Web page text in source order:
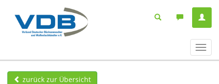
ein-/
zurück zur Übersicht